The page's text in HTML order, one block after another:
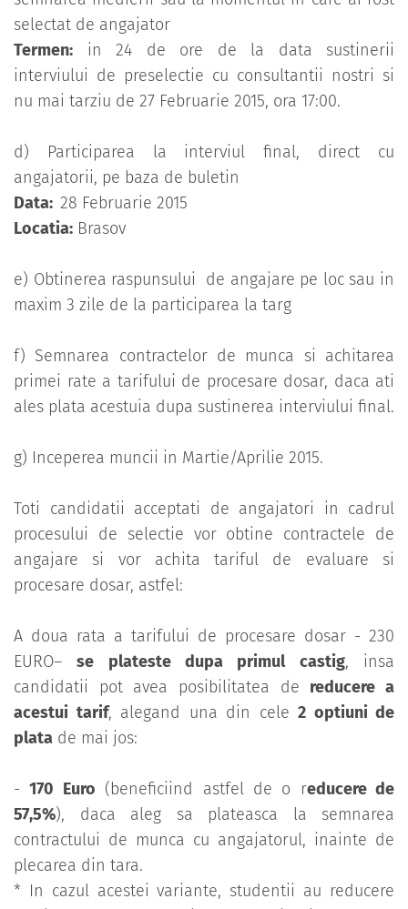
selectat de angajator
Termen: in 24 de ore de la data sustinerii
interviului de preselectie cu consultantii nostri si
nu mai tarziu de 27 Februarie 2015, ora 17:00.
d) Participarea la interviul final, direct cu
angajatorii, pe baza de buletin
Data: 28 Februarie 2015
Locatia: Brasov
e) Obtinerea raspunsului de angajare pe loc sau in
maxim 3 zile de la participarea la targ
f) Semnarea contractelor de munca si achitarea
primei rate a tarifului de procesare dosar, daca ati
ales plata acestuia dupa sustinerea interviului final.
g) Inceperea muncii in Martie/Aprilie 2015.
Toti candidatii acceptati de angajatori in cadrul
procesului de selectie vor obtine contractele de
angajare si vor achita tariful de evaluare si
procesare dosar, astfel:
A doua rata a tarifului de procesare dosar - 230
EURO–se plateste dupa primul castig, insa
candidatii pot avea posibilitatea de reducere a
acestui tarif, alegand una din cele 2 optiuni de
plata de mai jos:
-170 Euro (beneficiind astfel de o reducere de
57,5%), daca aleg sa plateasca la semnarea
contractului de munca cu angajatorul, inainte de
plecarea din tara.
* In cazul acestei variante, studentii au reducere